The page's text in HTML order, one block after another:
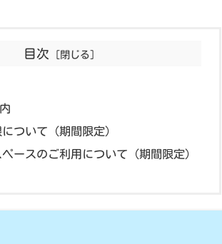
目次
ついて（期間限定）
ースのご利用について（期間限定）